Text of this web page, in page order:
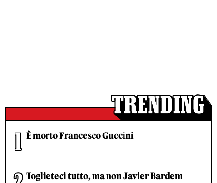
È morto Francesco Guccini
Toglieteci tutto, ma non Javier Bardem